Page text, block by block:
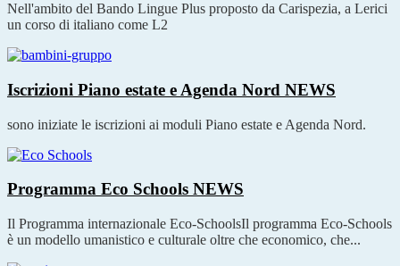
Nell'ambito del Bando Lingue Plus proposto da Carispezia, a Lerici
un corso di italiano come L2
Iscrizioni Piano estate e Agenda Nord NEWS
sono iniziate le iscrizioni ai moduli Piano estate e Agenda Nord.
Programma Eco Schools NEWS
Il Programma internazionale Eco-Schools ​ Il programma Eco-Schools
è un modello umanistico e culturale oltre che economico, che...